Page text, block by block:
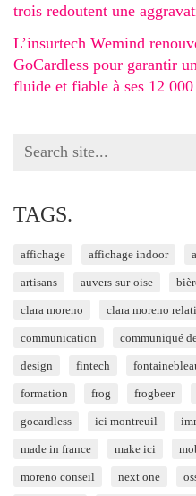
trois redoutent une
L’insurtech Wemind
GoCardless pour garantir
fluide et fiable à ses 12
Search
TAGS.
affichage affichage indoor
artisans auvers-sur-oise
clara moreno clara moreno
communication communiqué
design fintech
formation frog frogbeer
gocardless ici montreuil
made in france make ici
moreno conseil next one